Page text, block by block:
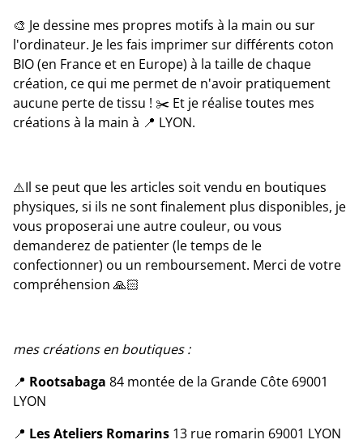
🎨 Je dessine mes propres motifs à la main ou sur
l'ordinateur. Je les fais imprimer sur différents coton
BIO (en France et en Europe) à la taille de chaque
création, ce qui me permet de n'avoir pratiquement
aucune perte de tissu ! ✂️ Et je réalise toutes mes
créations à la main à 📍 LYON.
⚠️Il se peut que les articles soit vendu en boutiques
physiques, si ils ne sont finalement plus disponibles, je
vous proposerai une autre couleur, ou vous
demanderez de patienter (le temps de le
confectionner) ou un remboursement. Merci de votre
compréhension 🙏🏻
mes créations en boutiques :
📍 Rootsabaga 84 montée de la Grande Côte 69001
LYON
📍 Les Ateliers Romarins 13 rue romarin 69001 LYON